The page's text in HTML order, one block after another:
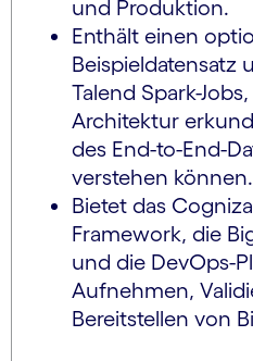
und Produktion.
Enthält einen
Beispieldatensatz
Talend Spark-
Architektur
des End-to-End-
verstehen können.
Bietet das
Framework, die
und die DevOps-
Aufnehmen,
Bereitstellen von